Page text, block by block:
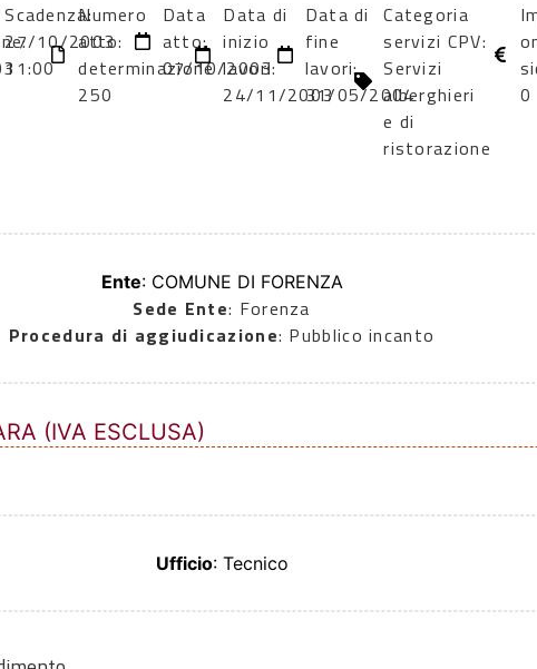
Scadenza:
27/10/2003
11:00
Numero
atto:
determinazione
250
Data
atto:
07/10/2003
Data di
inizio
lavori:
24/11/2003
Data di
fine
lavori:
31/05/2004
Categoria
servizi CPV:
Servizi
alberghieri
e di
ristorazione
0
Ente: COMUNE DI FORENZA
Sede Ente: Forenza
Procedura di aggiudicazione: Pubblico incanto
(IVA ESCLUSA)
Ufficio: Tecnico